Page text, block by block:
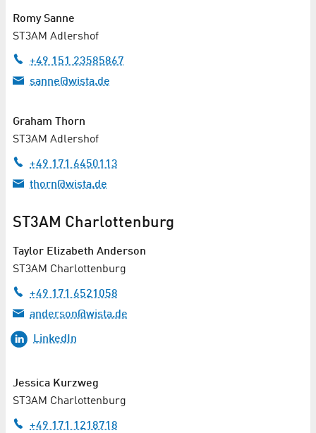
Romy Sanne
ST3AM Adlershof
+49 151 23585867
sanne@wista.de
Graham Thorn
ST3AM Adlershof
+49 171 6450113
thorn@wista.de
ST3AM Charlottenburg
Taylor Elizabeth Anderson
ST3AM Charlottenburg
+49 171 6521058
anderson@wista.de
LinkedIn
Jessica Kurzweg
ST3AM Charlottenburg
+49 171 1218718